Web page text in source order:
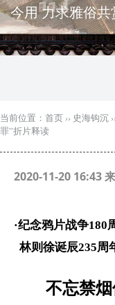
弘扬优秀文化
瑰宝 宣传中华精
突出海西特色
当前位置： 首页 ›› 史海钩沉 ››
罪”折片释读
2020-11-20 16:43
·纪念鸦片战争180
林则徐诞辰235周
不忘禁